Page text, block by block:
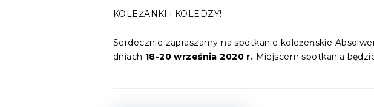
KOLEŻANKI i KOLEDZY!
Serdecznie zapraszamy na spotkanie koleżeńskie
dniach 18-20 września 2020 r. Miejscem spotkania